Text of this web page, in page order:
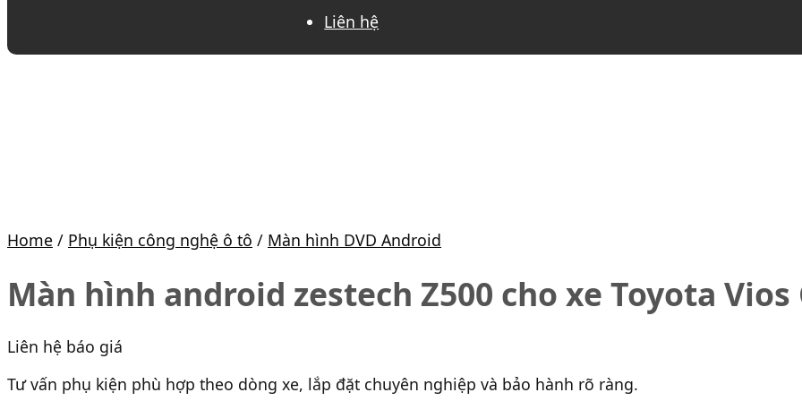
Liên hệ
Home / Phụ kiện công nghệ ô tô / Màn hình DVD Android
Màn hình android zestech Z500 cho xe Toyota Vios
Liên hệ báo giá
Tư vấn phụ kiện phù hợp theo dòng xe, lắp đặt chuyên nghiệp và bảo hành rõ ràng.